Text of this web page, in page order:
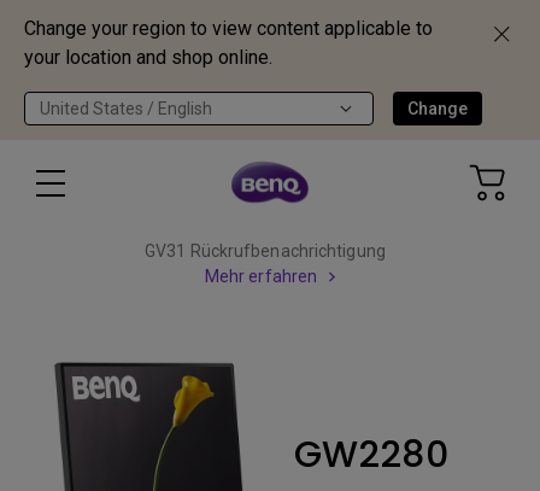
Change your region to view content applicable to
your location and shop online.
United States / English Change
GV31 Rückrufbenachrichtigung
Mehr erfahren
GW2280